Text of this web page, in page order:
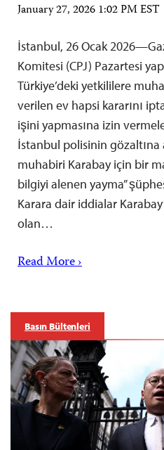
January 27, 2026 1:02 PM EST
İstanbul, 26 Ocak
Komitesi (CPJ) Pazartesi
Türkiye’deki yetkililere
verilen ev hapsi kararını
işini yapmasına izin
İstanbul polisinin gözaltına
muhabiri Karabay için bir
bilgiyi alenen yayma”
Karara dair iddialar
olan…
Read More ›
Basın Bültenleri